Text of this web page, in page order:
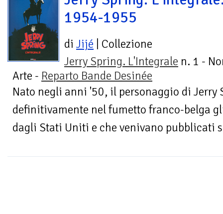
1954-1955
di Jijé | Collezione
Jerry Spring. L'Integrale n. 1 -
Arte - Reparto Bande Desinée
Nato negli anni '50, il personaggio di Jerry
definitivamente nel fumetto franco-belga
dagli Stati Uniti e che venivano pubblicati